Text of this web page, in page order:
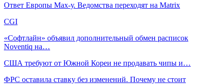
Ответ Европы Max-у. Ведомства переходят на Matrix
CGI
«Софтлайн» объявил дополнительный обмен расписок
Noventiq на…
США требуют от Южной Кореи не продавать чипы и…
ФРС оставила ставку без изменений. Почему не стоит